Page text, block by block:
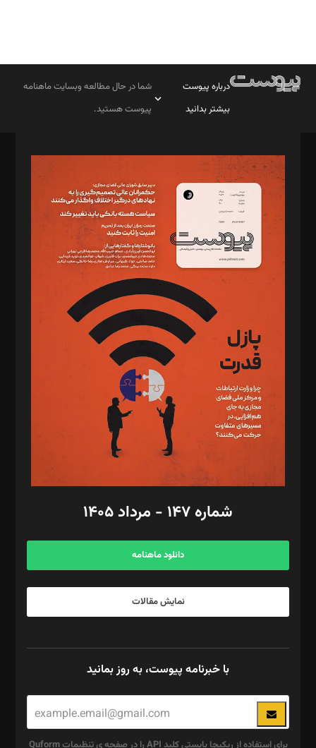
درباره پیوست
بیشتر بدانید
شما در حال مطالعه وبسایت ماهنامه
پیوست هستید.
مدیر مسئول: محمدباقر اثنی‌عشری
سردبیر: مهرک محمودی
دبیر تحریریه: میثم قاسمی
د‌بیر ناداستان: سمانه سمیع
د‌بیر خدمت و تجارت: ابوالفضل رجبی
د‌بیر حقوق فناوری: حسام‌الدین ایپکچی
د‌بیر پیوست جهان: مینا پاکدل
د‌بیر تحریریه آنلاین: بابک نقاش
تحریریه‌: مجتبی محمود‌ی، آرش برهمند، یسنا امان‌پور، سروش کرمیان،
مصطفی مسجدی آرانی، ابوالفضل رجبی، زهرا فکرانه، فائزه فتحی
رستمی،مصطفی باستان
ویرایش: نگار استاد‌‌آقا
طراح یونیفرم: مجید توکلی
فیلمبرداری و عکاسی: امیر شفیعی، مانی لطفی زاده
گرافیک و صفحه‌آرایی: سید‌سبحان‌علی ثابت
مد‌یر توسعه تجاری: کامبیز برید‌
امور مالی: شاپور رهبری، محمد‌ کاظمی‌نیا
آگهی و مشترکین: ۰۹۱۹۹۹۹۰۴۵۴
شماره ۱۴۷ - مرداد ۱۴۰۵
دانلود ماهنامه
نمایش مقالات
با خبرنامه پیوست، به روز بمانید